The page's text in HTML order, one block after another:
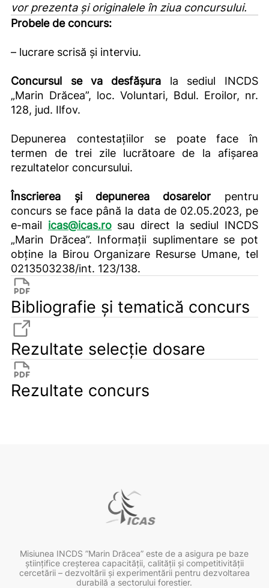
vor prezenta și originalele în ziua concursului.
Probele de concurs:
– lucrare scrisă și interviu.
Concursul se va desfăşura la sediul INCDS
„Marin Drăcea”, loc. Voluntari, Bdul. Eroilor, nr.
128, jud. Ilfov.
Depunerea contestațiilor se poate face în
termen de trei zile lucrătoare de la afișarea
rezultatelor concursului.
Înscrierea şi depunerea dosarelor pentru
concurs se face până la data de 02.05.2023, pe
e-mail icas@icas.rosau direct la sediul INCDS
„Marin Drăcea”. Informații suplimentare se pot
obține la Birou Organizare Resurse Umane, tel
0213503238/int. 123/138.
Bibliografie și tematică concurs
Rezultate selecție dosare
Rezultate concurs
Misiunea INCDS ”Marin Drăcea” este de a asigura pe baze
ştiinţifice creşterea capacităţii, calităţii şi competitivităţii
cercetării – dezvoltării şi experimentării pentru dezvoltarea
durabilă a sectorului forestier.